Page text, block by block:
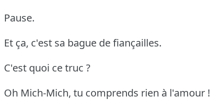
Pause.
Et ça, c'est sa bague de fiançailles.
C'est quoi ce truc ?
Oh Mich-Mich, tu comprends rien à l'amour !